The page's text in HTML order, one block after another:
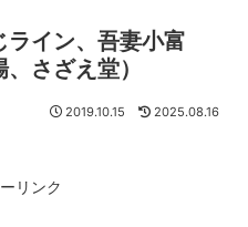
イン、吾妻小富
さざえ堂）
2019.10.15 2025.08.16
リンク